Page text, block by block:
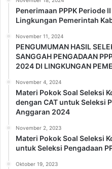
Penerimaan PPPK Periode
Lingkungan Pemerintah
November 11, 2024
PENGUMUMAN HASIL
SANGGAH PENGADAAN
2024 DI LINGKUNGAN
November 4, 2024
Materi Pokok Soal Seleksi
dengan CAT untuk Seleksi
Anggaran 2024
November 2, 2023
Materi Pokok Soal Seleksi
untuk Seleksi Pengadaan
Oktober 19, 2023